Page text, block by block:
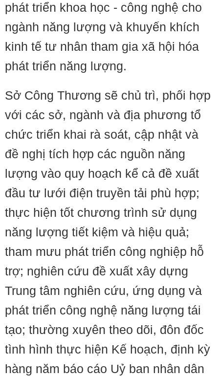
phát triển khoa học - công nghệ cho
ngành năng lượng và khuyến khích
kinh tế tư nhân tham gia xã hội hóa
phát triển năng lượng.
Sở Công Thương sẽ chủ trì, phối hợp
với các sở, ngành và địa phương tổ
chức triển khai rà soát, cập nhật và
đề nghị tích hợp các nguồn năng
lượng vào quy hoạch kể cả đề xuất
đầu tư lưới điện truyền tải phù hợp;
thực hiện tốt chương trình sử dụng
năng lượng tiết kiệm và hiệu quả;
tham mưu phát triển công nghiệp hỗ
trợ; nghiên cứu đề xuất xây dựng
Trung tâm nghiên cứu, ứng dụng và
phát triển công nghệ năng lượng tái
tạo; thường xuyên theo dõi, đôn đốc
tình hình thực hiện Kế hoạch, định kỳ
hàng năm báo cáo Uỷ ban nhân dân